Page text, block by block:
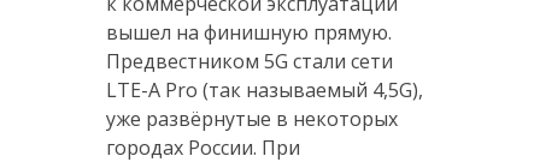
вышел на финишную прямую.
Предвестником 5G стали сети
LTE-A Pro (так называемый 4,5G),
уже развёрнутые в некоторых
городах России. При